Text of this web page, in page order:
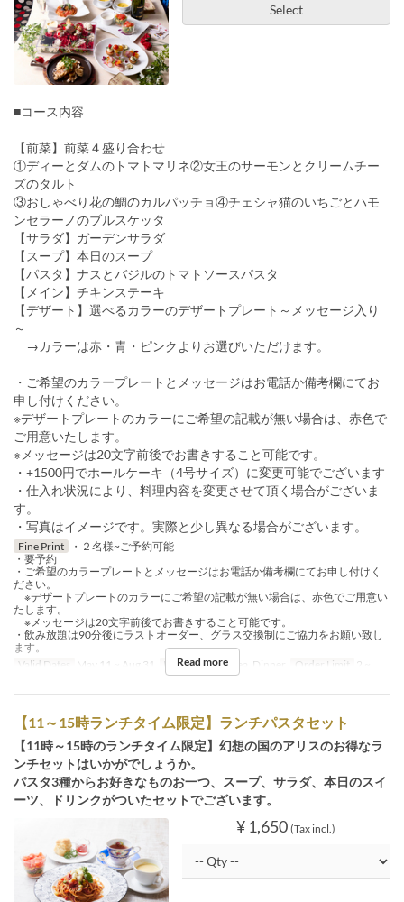
Select
■コース内容
【前菜】前菜４盛り合わせ
①ディーとダムのトマトマリネ②女王のサーモンとクリームチー
ズのタルト
③おしゃべり花の鯛のカルパッチョ④チェシャ猫のいちごとハモ
ンセラーノのブルスケッタ
【サラダ】ガーデンサラダ
【スープ】本日のスープ
【パスタ】ナスとバジルのトマトソースパスタ
【メイン】チキンステーキ
【デザート】選べるカラーのデザートプレート～メッセージ入り
～
→カラーは赤・青・ピンクよりお選びいただけます。
・ご希望のカラープレートとメッセージはお電話か備考欄にてお
申し付けください。
※デザートプレートのカラーにご希望の記載が無い場合は、赤色で
ご用意いたします。
※メッセージは20文字前後でお書きすること可能です。
・+1500円でホールケーキ（4号サイズ）に変更可能でございます
・仕入れ状況により、料理内容を変更させて頂く場合がございま
す。
・写真はイメージです。実際と少し異なる場合がございます。
Fine Print
・２名様~ご予約可能
・要予約
・ご希望のカラープレートとメッセージはお電話か備考欄にてお申し付けく
ださい。
※デザートプレートのカラーにご希望の記載が無い場合は、赤色でご用意い
たします。
※メッセージは20文字前後でお書きすること可能です。
・飲み放題は90分後にラストオーダー、グラス交換制にご協力をお願い致し
ます。
Valid Dates
May 11 ~ Aug 31 Meals Lunch, Tea, Dinner Order Limit 2 ~
Read more
【11～15時ランチタイム限定】ランチパスタセット
【11時～15時のランチタイム限定】幻想の国のアリスのお得なラ
ンチセットはいかがでしょうか。
パスタ3種からお好きなものお一つ、スープ、サラダ、本日のスイ
ーツ、ドリンクがついたセットでございます。
¥ 1,650 (Tax incl.)